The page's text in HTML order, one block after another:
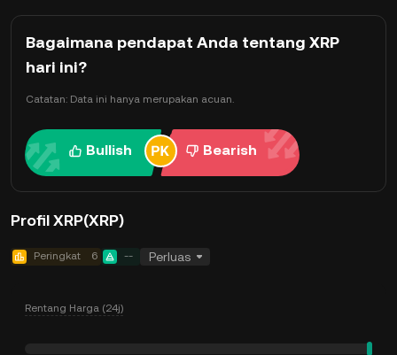
Bagaimana pendapat Anda tentang XRP
hari ini?
Catatan: Data ini hanya merupakan acuan.
Bullish Bearish
Profil XRP(XRP)
Peringkat 6 -- Perluas
Rentang Harga (24j)